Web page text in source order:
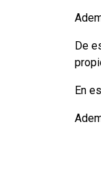
De
En